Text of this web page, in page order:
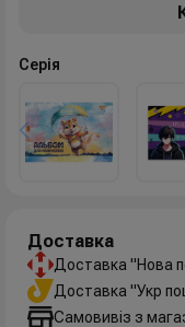
Серія
Доставка
Доставка "Нова
Доставка "Укр
Самовивіз з